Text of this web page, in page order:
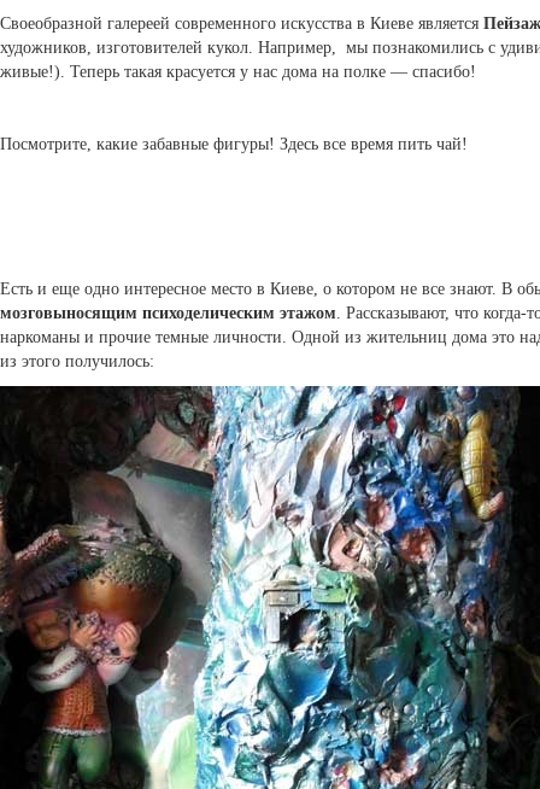
Своеобразной галереей современного искусства в Киеве является
художников, изготовителей кукол. Например, мы познакомились с
живые!). Теперь такая красуется у нас дома на полке — спасибо!
Посмотрите, какие забавные фигуры! Здесь все время пить чай!
Есть и еще одно интересное место в Киеве, о котором не все знают. В
мозговыносящим психоделическим этажом . Рассказывают, что
наркоманы и прочие темные личности. Одной из жительниц дома это
из этого получилось: